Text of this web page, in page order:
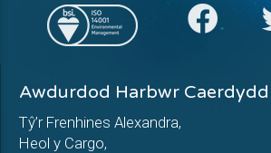
Awdurdod Harbwr Caerdydd
Tŷ’r Frenhines Alexandra,
Heol y Cargo,